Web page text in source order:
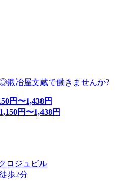
鍛冶屋文蔵で働きませんか?
円〜1,438円
円〜1,438円
ロジュビル
歩2分